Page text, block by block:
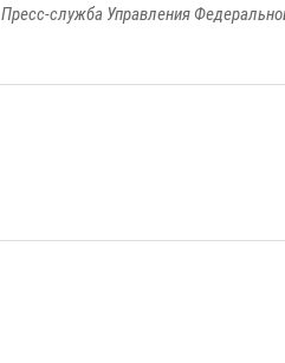
Пресс-служба Управления